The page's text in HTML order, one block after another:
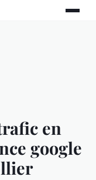
en
google